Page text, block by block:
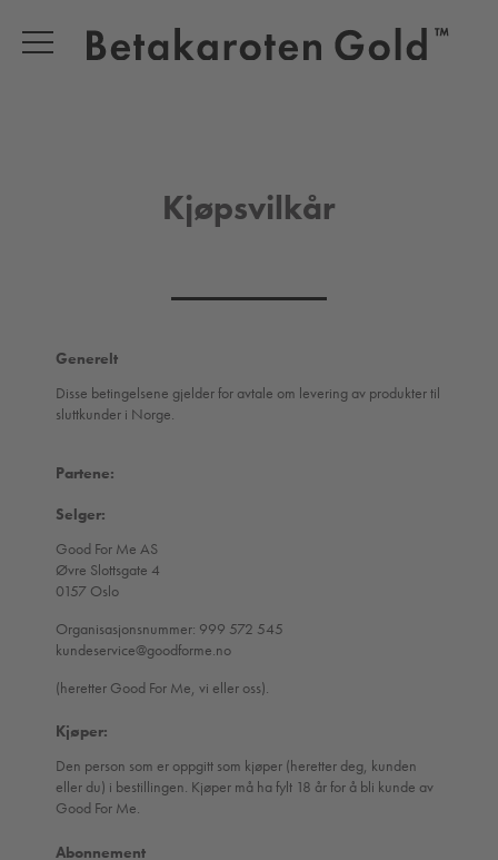
Kjøpsvilkår
Generelt
Disse betingelsene gjelder for avtale om levering av produkter til
sluttkunder i Norge.
Partene:
Selger:
Good For Me AS
Øvre Slottsgate 4
0157 Oslo
Organisasjonsnummer: 999 572 545
kundeservice@goodforme.no
(heretter Good For Me, vi eller oss).
Kjøper:
Den person som er oppgitt som kjøper (heretter deg, kunden
eller du) i bestillingen. Kjøper må ha fylt 18 år for å bli kunde av
Good For Me.
Abonnement